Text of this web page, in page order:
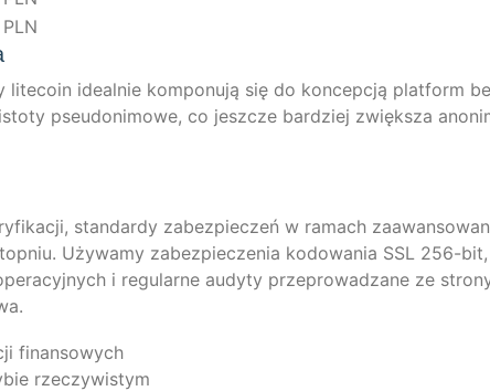
ide­al­nie kom­po­nu­ją się do kon­cep­c­ją plat­form
pseudo­ni­mo­we, co jeszc­ze bard­ziej zwięks­za
stan­dar­dy zabez­piec­zeń w ramach
Uży­wa­my zabez­piec­ze­nia kodo­wa­nia SSL 256-bit,
i regu­lar­ne audy­ty prze­pro­wad­za­ne ze
finansowych
rzeczywistym